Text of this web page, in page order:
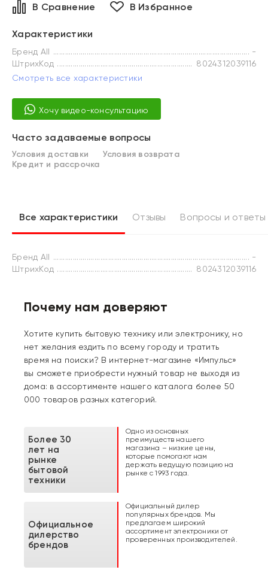
В Сравнение В Избранное
Характеристики
Бренд All
-
ШтрихКод
8024312039116
Смотреть все характеристики
Хочу видео-консультацию
Часто задаваемые вопросы
Условия доставки
Условия возврата
Кредит и рассрочка
Все характеристики Отзывы Вопросы и ответы
Бренд All
-
ШтрихКод
8024312039116
Почему нам доверяют
Хотите купить бытовую технику или электронику, но
нет желания ездить по всему городу и тратить
время на поиски? В интернет-магазине «Импульс»
вы сможете приобрести нужный товар не выходя из
дома: в ассортименте нашего каталога более 50
000 товаров разных категорий.
Более 30
лет на
рынке
бытовой
техники
Одно из основных
преимуществ нашего
магазина – низкие цены,
которые помогают нам
держать ведущую позицию на
рынке с 1993 года.
Официальное
дилерство
брендов
Официальный дилер
популярных брендов. Мы
предлагаем широкий
ассортимент электроники от
проверенных производителей.